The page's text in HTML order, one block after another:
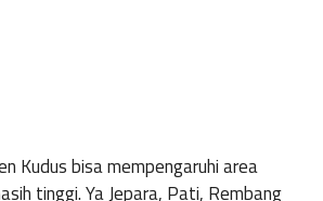
Kudus bisa mempengaruhi area
tinggi. Ya Jepara, Pati, Rembang